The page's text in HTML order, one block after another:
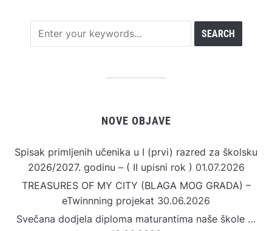
NOVE OBJAVE
Spisak primljenih učenika u I (prvi) razred za školsku
2026/2027. godinu – ( II upisni rok ) 01.07.2026
TREASURES OF MY CITY (BLAGA MOG GRADA) –
eTwinnning projekat 30.06.2026
Svečana dodjela diploma maturantima naše škole …